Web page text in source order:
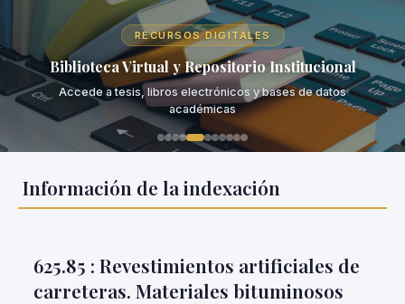
RECURSOS DIGITALES
Biblioteca Virtual y Repositorio Institucional
Accede a tesis, libros electrónicos y bases de datos
académicas
Información de la indexación
625.85 : Revestimientos artificiales de
carreteras. Materiales bituminosos